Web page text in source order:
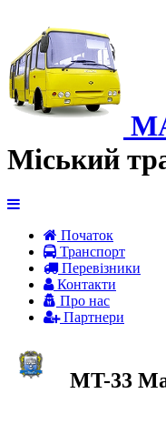
Міський
Початок
Транспорт
Перевiзники
Контакти
Про нас
Партнери
MT-33